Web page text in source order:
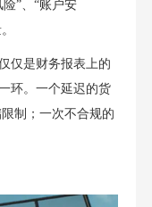
”、“账户安
仅是财务报表上的
环。一个延迟的货
制；一次不合规的